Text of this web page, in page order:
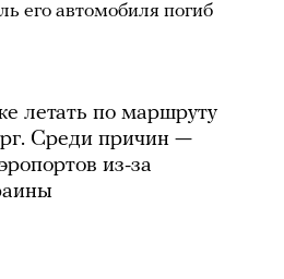
его автомобиля погиб
летать по маршруту
Среди причин —
из-за